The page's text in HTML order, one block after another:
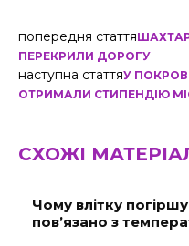
попередня стаття
ПЕРЕКРИЛИ ДОРОГУ
наступна статтяУ
ОТРИМАЛИ СТИПЕНДІЮ
СХОЖІ
Чому влітку
пов’язано з